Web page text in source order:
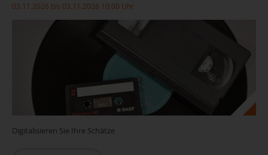
03.11.2026 bis 03.11.2026 10:00 Uhr
Digitalisieren Sie Ihre Schätze